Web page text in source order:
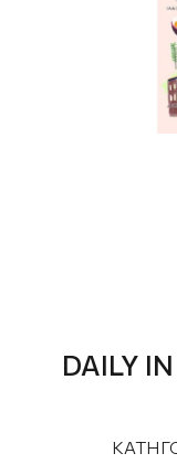
DAILY